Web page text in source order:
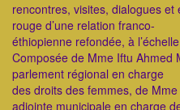
rencontres, visites, dialogues et
rouge d’une relation franco-
éthiopienne refondée, à
Composée de Mme Iftu Ahmed
parlement régional en charge
des droits des femmes, de
adjointe municipale en charge